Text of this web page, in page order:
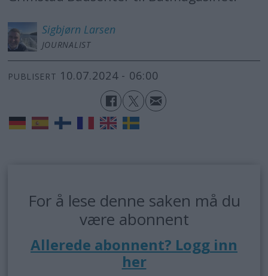
Sigbjørn Larsen
JOURNALIST
PUBLISERT 10.07.2024 - 06:00
For å lese denne saken må du
være abonnent
Allerede abonnent? Logg inn
her